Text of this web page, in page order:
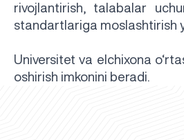
rivojlantirish, talabalar
standartlariga moslashtirish
Universitet va elchixona
oshirish imkonini beradi.